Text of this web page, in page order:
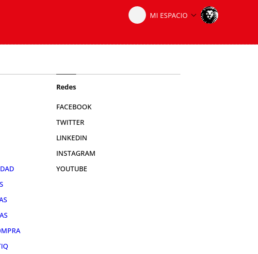
Redes
FACEBOOK
TWITTER
LINKEDIN
INSTAGRAM
YOUTUBE